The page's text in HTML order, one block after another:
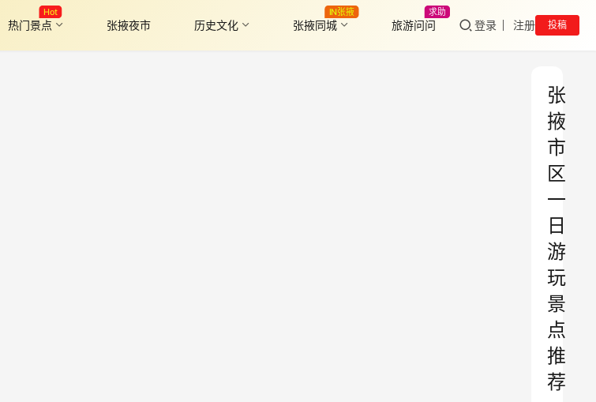
热门景点
Hot
张掖夜市 历史文化 张掖同城
IN张掖
旅游问问
求助
登录 注册 投稿
张
掖
市
区
一
日
游
玩
景
点
推
荐